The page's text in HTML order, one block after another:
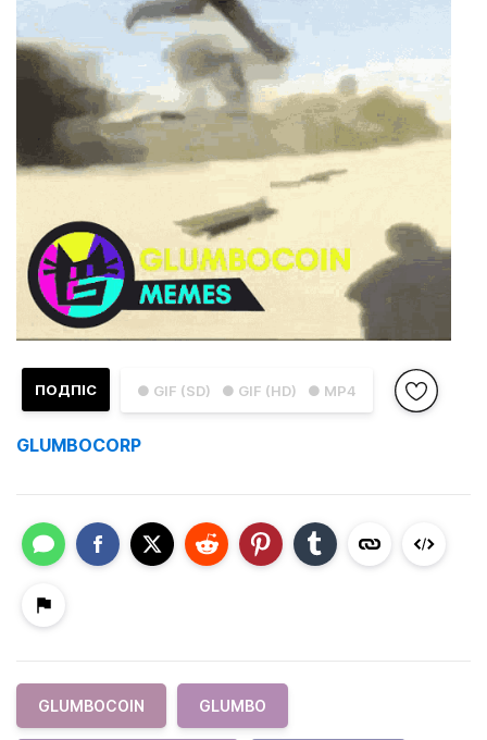
● GIF (SD) ● GIF (HD) ● MP4
ПОДПІС
GLUMBOCORP
GLUMBOCOIN GLUMBO